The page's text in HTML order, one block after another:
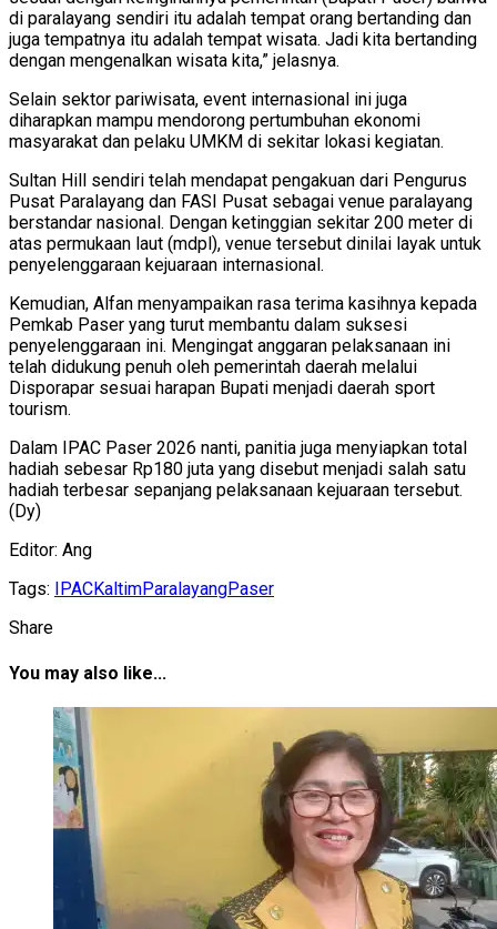
di paralayang sendiri itu adalah tempat orang bertanding dan
juga tempatnya itu adalah tempat wisata. Jadi kita bertanding
dengan mengenalkan wisata kita,” jelasnya.
Selain sektor pariwisata, event internasional ini juga
diharapkan mampu mendorong pertumbuhan ekonomi
masyarakat dan pelaku UMKM di sekitar lokasi kegiatan.
Sultan Hill sendiri telah mendapat pengakuan dari Pengurus
Pusat Paralayang dan FASI Pusat sebagai venue paralayang
berstandar nasional. Dengan ketinggian sekitar 200 meter di
atas permukaan laut (mdpl), venue tersebut dinilai layak untuk
penyelenggaraan kejuaraan internasional.
Kemudian, Alfan menyampaikan rasa terima kasihnya kepada
Pemkab Paser yang turut membantu dalam suksesi
penyelenggaraan ini. Mengingat anggaran pelaksanaan ini
telah didukung penuh oleh pemerintah daerah melalui
Disporapar sesuai harapan Bupati menjadi daerah sport
tourism.
Dalam IPAC Paser 2026 nanti, panitia juga menyiapkan total
hadiah sebesar Rp180 juta yang disebut menjadi salah satu
hadiah terbesar sepanjang pelaksanaan kejuaraan tersebut.
(Dy)
Editor: Ang
Tags:
IPACKaltimParalayangPaser
Share
You may also like...